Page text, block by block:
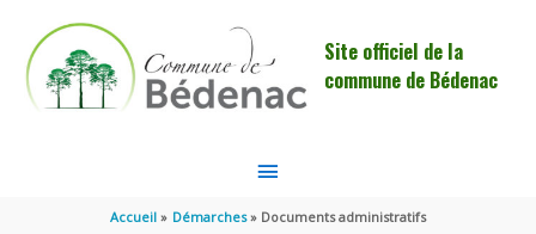
Site officiel de la
commune de Bédenac
MENU
PRINCIPAL
Accueil Démarches Documents administratifs